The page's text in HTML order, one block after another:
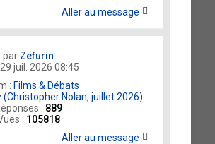
Aller au message
par Zefurin
juil. 2026 08:45
: Films & Débats
(Christopher Nolan, juillet 2026)
: 889
: 105818
Aller au message